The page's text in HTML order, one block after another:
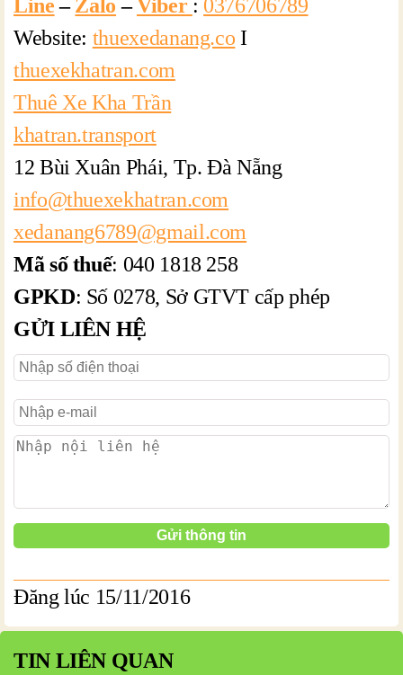
Line–Zalo – Viber : 0376706789
Website: thuexedanang.co I
thuexekhatran.com
Thuê Xe Kha Trần
khatran.transport
12 Bùi Xuân Phái, Tp. Đà Nẵng
info@thuexekhatran.com
xedanang6789@gmail.com
Mã số thuế: 040 1818 258
GPKD: Số 0278, Sở GTVT cấp phép
GỬI LIÊN HỆ
Đăng lúc 15/11/2016
TIN LIÊN QUAN